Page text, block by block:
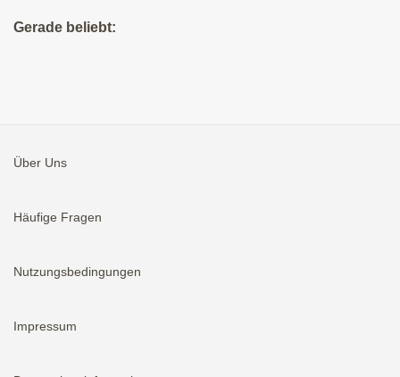
Gerade beliebt:
Über Uns
Häufige Fragen
Nutzungsbedingungen
Impressum